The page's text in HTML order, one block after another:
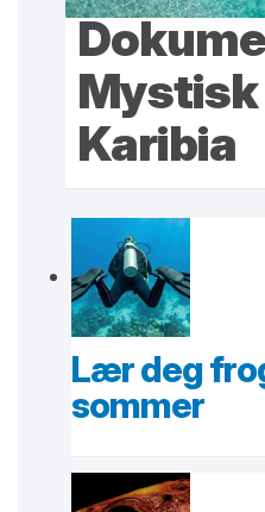
Karibia
Lær deg
sommer